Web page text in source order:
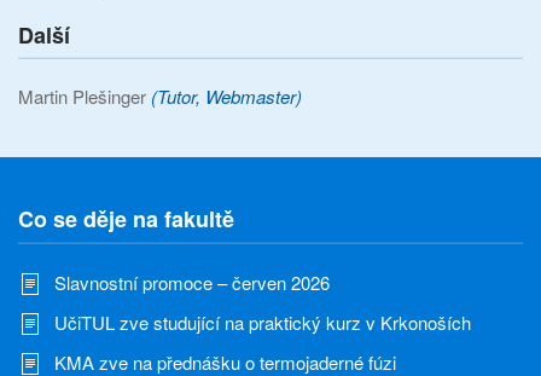
Další
Martin Plešinger (Tutor, Webmaster)
Co se děje na fakultě
Slavnostní promoce – červen 2026
UčiTUL zve studující na praktický kurz v Krkonoších
KMA zve na přednášku o termojaderné fúzi